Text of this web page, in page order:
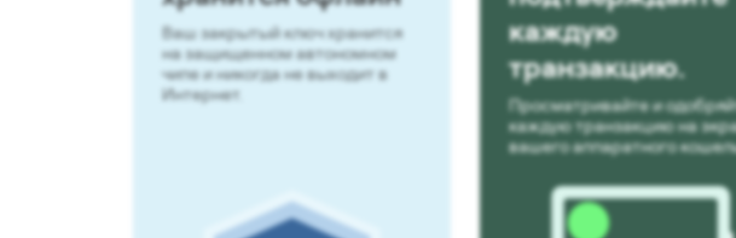
Ваш закрытый ключ хранится
на защищенном автономном
чипе и никогда не выходит в
Интернет.
каждую
транзакцию.
Просматривайте и
каждую транзакцию на
вашего аппаратного